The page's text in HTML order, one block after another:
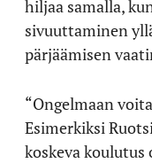
hiljaa samalla,
sivuuttaminen
pärjäämisen
“Ongelmaan
Esimerkiksi
koskeva koulutus